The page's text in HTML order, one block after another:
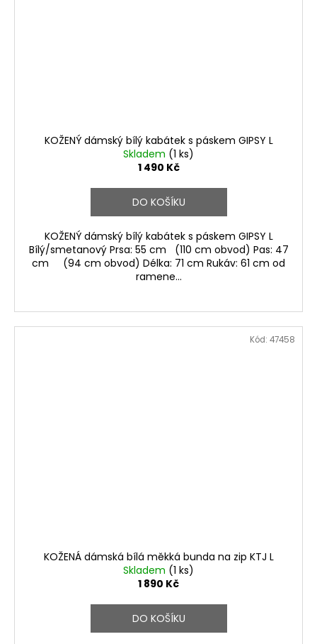
KOŽENÝ dámský bílý kabátek s páskem GIPSY L
Skladem (1 ks)
1 490 Kč
DO KOŠÍKU
KOŽENÝ dámský bílý kabátek s páskem GIPSY L
Bílý/smetanový Prsa: 55 cm (110 cm obvod) Pas: 47
cm (94 cm obvod) Délka: 71 cm Rukáv: 61 cm od
ramene...
KOŽENÁ dámská bílá měkká bunda na zip KTJ L
Skladem (1 ks)
1 890 Kč
DO KOŠÍKU
Kód: 47458